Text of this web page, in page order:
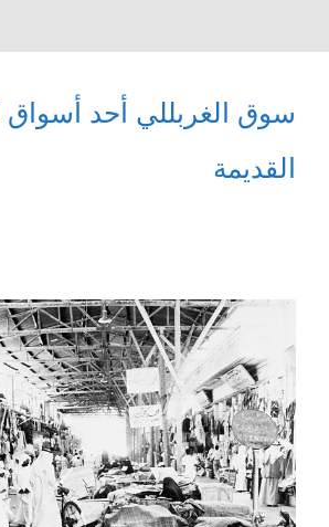
سوق الغربللي أحد أسواق
القديمة